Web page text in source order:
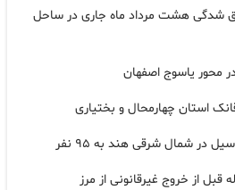
شدگی هشت مرداد ماه جاری در ساحل
در شمال شرقی هند به ۹۵ نفر